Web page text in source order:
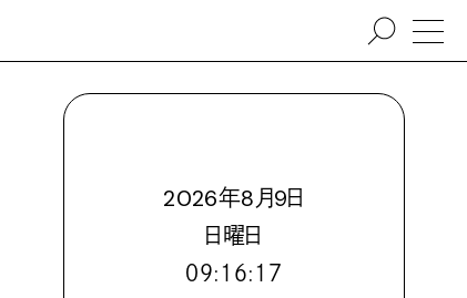
2026年8月9日
日曜日
０９:１６:１９